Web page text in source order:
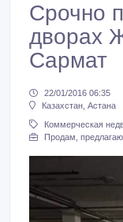
Срочно
дворах
Сармат
22/01/2016 06:35
Казахстан, Астана
Коммерческая
Продам,